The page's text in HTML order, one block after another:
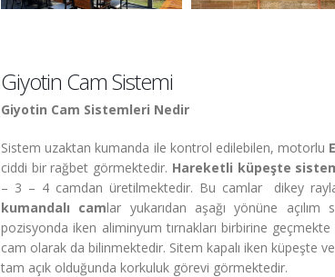
Giyotin Cam Sistemi
Giyotin Cam Sistemleri Nedir
Sistem uzaktan kumanda ile kontrol edilebilen, motorlu
ciddi bir rağbet görmektedir. Hareketli küpeşte
– 3 – 4 camdan üretilmektedir. Bu camlar dikey
kumandalı camlar yukarıdan aşağı yönüne açılım
pozisyonda iken aliminyum tırnakları birbirine
cam olarak da bilinmektedir. Sitem kapalı iken küpeşte
tam açık olduğunda korkuluk görevi görmektedir.